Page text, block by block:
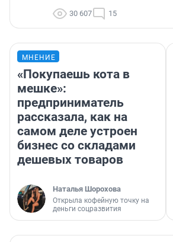
30 607 15
МНЕНИЕ
«Покупаешь кота в
мешке»:
предприниматель
рассказала, как на
самом деле устроен
бизнес со складами
дешевых товаров
Наталья Шорохова
Открыла кофейную точку на
деньги соцразвития